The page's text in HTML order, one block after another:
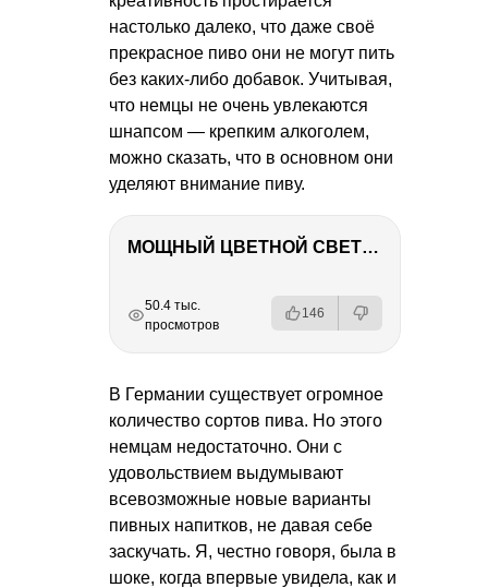
настолько далеко, что даже своё
прекрасное пиво они не могут пить
без каких-либо добавок. Учитывая,
что немцы не очень увлекаются
шнапсом — крепким алкоголем,
можно сказать, что в основном они
уделяют внимание пиву.
МОЩНЫЙ ЦВЕТНОЙ СВЕТ – NANLITE FC-500C
РЕКЛАМА
РЕКЛАМА
РЕКЛАМА
50.4 тыс.
просмотров
146
В Германии существует огромное
количество сортов пива. Но этого
немцам недостаточно. Они с
удовольствием выдумывают
всевозможные новые варианты
пивных напитков, не давая себе
заскучать. Я, честно говоря, была в
шоке, когда впервые увидела, как и